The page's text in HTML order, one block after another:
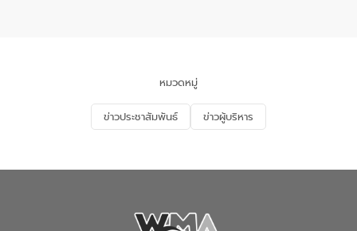
จัดการน้ำเสียและสร้างจิตสำนึกในการ
อนุรักษ์สิ่งแวดล้อม ในหัวข้อ “น้ำเสียชุมชน
และการบำบัดน้ำเสียเบื้องต้น” โดยให้ความรู้
เกี่ยวกับสาเหตุและผลกระทบของน้ำเสีย
ณ เทศบาลตำบลบางเลน จังหวัดนครปฐม
หมวดหมู่
ข่าวประชาสัมพันธ์ ข่าวผู้บริหาร